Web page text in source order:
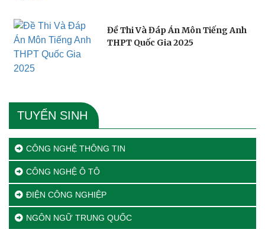
Đề Thi Và Đáp Án Môn Tiếng Anh
THPT Quốc Gia 2025
TUYỂN SINH
CÔNG NGHỆ THÔNG TIN
CÔNG NGHỆ Ô TÔ
ĐIỆN CÔNG NGHIỆP
NGÔN NGỮ TRUNG QUỐC